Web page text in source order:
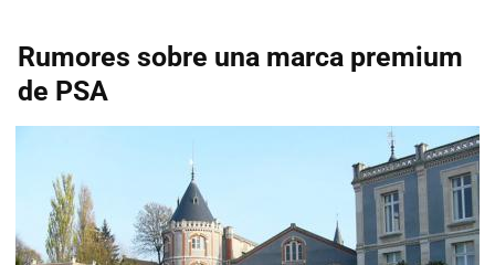
Rumores sobre una marca premium
de PSA